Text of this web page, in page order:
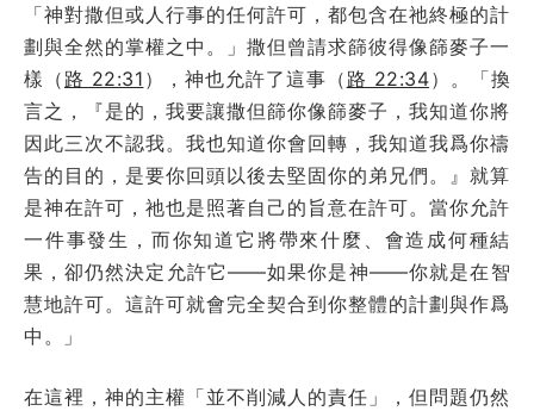
「神對撒但或人行事的任何許可，都包含在祂終極的計
劃與全然的掌權之中。」撒但曾請求篩彼得像篩麥子一
樣（ 路 22:31 ），神也允許了這事（ 路 22:34）。「換
言之，『是的，我要讓撒但篩你像篩麥子，我知道你將
因此三次不認我。我也知道你會回轉，我知道我爲你禱
告的目的，是要你回頭以後去堅固你的弟兄們。』就算
是神在許可，祂也是照著自己的旨意在許可。當你允許
一件事發生，而你知道它將帶來什麼、會造成何種結
果，卻仍然決定允許它——如果你是神——你就是在智
慧地許可。這許可就會完全契合到你整體的計劃與作爲
中。」
在這裡，神的主權「並不削減人的責任」，但問題仍然